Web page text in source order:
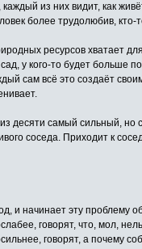
из них видит, как
более трудолюбив,
ресурсов хватает
у кого-то будет больше
сам всё это создаёт
десяти самый сильный, но
соседа. Приходит к
и начинает эту проблему
говорят, что, мол,
говорят, а почему